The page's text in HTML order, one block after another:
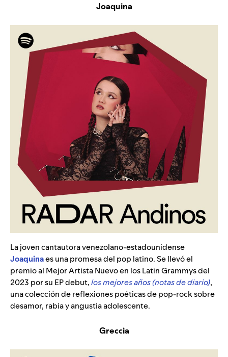
Joaquina
La joven cantautora venezolano-estadounidense
Joaquinaes una promesa del pop latino. Se llevó el
premio al Mejor Artista Nuevo en los Latin Grammys del
2023 por su EP debut,los mejores años (notas de diario),
una colección de reflexiones poéticas de pop-rock sobre
desamor, rabia y angustia adolescente.
Greccia